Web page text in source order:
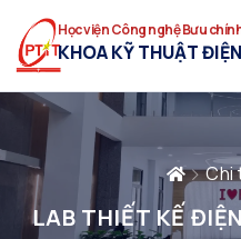
Học viện Công nghệ Bưu
KHOA KỸ THUẬT
Chi
LAB THIẾT KẾ